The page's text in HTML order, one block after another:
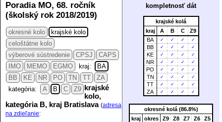
kompletnosť dát
krajské kolá
kraj
A B C
Z9
BA
✓ ✓ ✓ ✓
BB ✓ ✓ ✓ ✓
KE ✓ ✓ ✓ ✓
NR ✓ ✓ ✓ ✓
PO ✓ ✓ ✓ ✓
TN ✓ ✓ ✓ ✓
TT ✓ ✓ ✓ ✓
ZA ✓ ✓ ✓ ✓
okresné kolá (86.8%)
kraj okres Z9 Z8 Z7 Z6 Z5
Poradia MO, 68. ročník
(školský rok 2018/2019)
okresné kolo
krajské kolo
celoštátne kolo
výberové sústredenie
CPSJ
CAPS
IMO
MEMO EGMO kraj:
BA
BB
KE NR PO TN TT
ZA
kategória:
A B C Z9 krajské
kolo,
kategória B, kraj Bratislava (adresa
na zdieľanie: